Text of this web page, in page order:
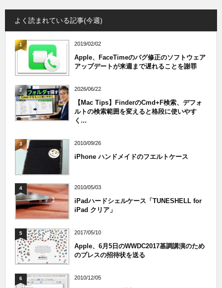
よく読まれている記事(今週)
1 2019/02/02
Apple、FaceTimeのバグ修正のソフトウェア
アップデートが来週まで遅れることを謝罪
2 2026/06/22
【Mac Tips】FinderのCmd+F検索、デフォ
ルトの検索範囲を変えると格段に使いやす
く...
3 2010/09/26
iPhone ハンドメイドのフエルトケース
4 2010/05/03
iPadハードシェルケース「TUNESHELL for
iPad クリア」
5 2017/05/10
Apple、6月5日のWWDC2017基調講演のため
のプレスの招待状を送る
6 2010/12/05